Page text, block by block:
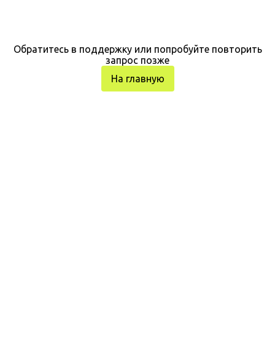
Обратитесь в поддержку или попробуйте повторить
запрос позже
На главную